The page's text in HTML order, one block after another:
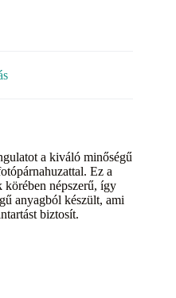
a kiváló minőségű
Ez a
körében népszerű, így
anyagból készült, ami
biztosít.